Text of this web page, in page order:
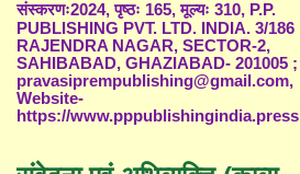
संस्करणः2024, पृष्ठः 165, मूल्यः 310, P.P.
PUBLISHING PVT. LTD. INDIA. 3/186
RAJENDRA NAGAR, SECTOR-2,
SAHIBABAD, GHAZIABAD- 201005 ;
pravasiprempublishing@gmail.com,
Website-
https://www.pppublishingindia.press